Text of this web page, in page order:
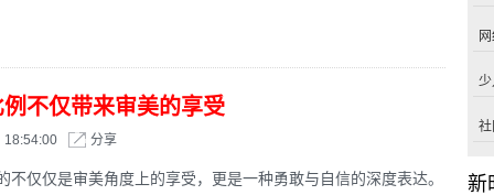
不仅带来审美的享受
18:54:00 分享
不仅仅是审美角度上的享受，更是一种勇敢与自信的深度表达。 新